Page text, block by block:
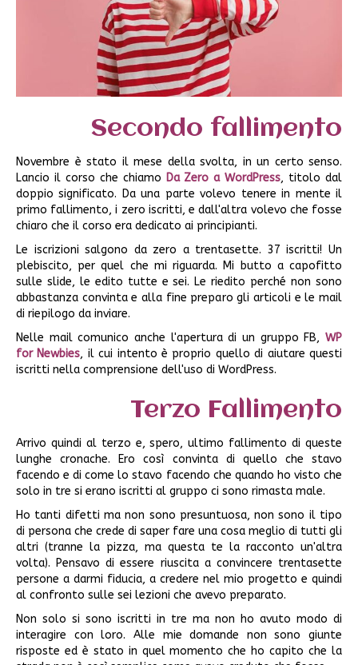
Secondo fallimento
Novembre è stato il mese della svolta, in un certo senso.
Lancio il corso che chiamo Da Zero a WordPress, titolo dal
doppio significato. Da una parte volevo tenere in mente il
primo fallimento, i zero iscritti, e dall'altra volevo che fosse
chiaro che il corso era dedicato ai principianti.
Le iscrizioni salgono da zero a trentasette. 37 iscritti! Un
plebiscito, per quel che mi riguarda. Mi butto a capofitto
sulle slide, le edito tutte e sei. Le riedito perché non sono
abbastanza convinta e alla fine preparo gli articoli e le mail
di riepilogo da inviare.
Nelle mail comunico anche l'apertura di un gruppo FB, WP
for Newbies, il cui intento è proprio quello di aiutare questi
iscritti nella comprensione dell'uso di WordPress.
Terzo Fallimento
Arrivo quindi al terzo e, spero, ultimo fallimento di queste
lunghe cronache. Ero così convinta di quello che stavo
facendo e di come lo stavo facendo che quando ho visto che
solo in tre si erano iscritti al gruppo ci sono rimasta male.
Ho tanti difetti ma non sono presuntuosa, non sono il tipo
di persona che crede di saper fare una cosa meglio di tutti gli
altri (tranne la pizza, ma questa te la racconto un'altra
volta). Pensavo di essere riuscita a convincere trentasette
persone a darmi fiducia, a credere nel mio progetto e quindi
al confronto sulle sei lezioni che avevo preparato.
Non solo si sono iscritti in tre ma non ho avuto modo di
interagire con loro. Alle mie domande non sono giunte
risposte ed è stato in quel momento che ho capito che la